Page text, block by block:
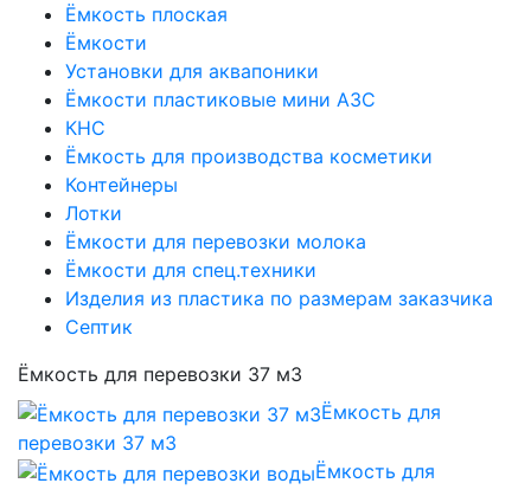
Ёмкость плоская
Ёмкости
Установки для аквапоники
Ёмкости пластиковые мини АЗС
КНС
Ёмкость для производства косметики
Контейнеры
Лотки
Ёмкости для перевозки молока
Ёмкости для спец.техники
Изделия из пластика по размерам заказчика
Септик
Ёмкость для перевозки 37 м3
Ёмкость для
перевозки 37 м3
Ёмкость для